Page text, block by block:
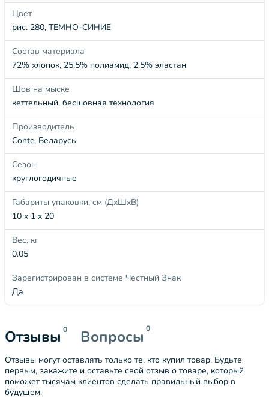
Цвет
рис. 280, ТЕМНО-СИНИЕ
Состав материала
72% хлопок, 25.5% полиамид, 2.5% эластан
Шов на мыске
кеттельный, бесшовная технология
Производитель
Conte, Беларусь
Сезон
круглогодичные
Габариты упаковки, см (ДхШхВ)
10 x 1 x 20
Вес, кг
0.05
Зарегистрирован в системе Честный Знак
Да
Отзывы 0 Вопросы 0
Отзывы могут оставлять только те, кто купил товар. Будьте
первым, закажите и оставьте свой отзыв о товаре, который
поможет тысячам клиентов сделать правильный выбор в
будущем.